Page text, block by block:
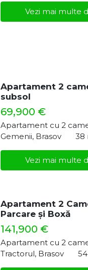
Vezi mai multe
Apartament 2
subsol
69,900 €
Apartament cu 2
Gemenii, Brasov
38
Vezi mai multe
Apartament 2
Parcare și Boxă
141,900 €
Apartament cu 2
Tractorul, Brasov